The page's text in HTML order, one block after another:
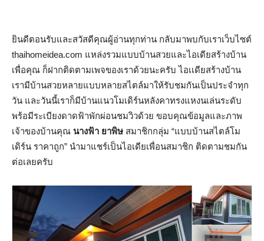
ยินดีตอนรับและสวัสดีคุณผู้อ่านทุกท่าน กลับมาพบกับเราเว็บไซต์
thaihomeidea.com แหล่งรวมแบบบ้านสวยและไอเดียสร้างบ้าน
เพื่อคุณ ก็ฝากติดตามเพจของเราด้วยนะครับ ไอเเดียสร้างบ้าน
เรามีบ้านสวยหลายแบบหลายสไตล์มาให้รับชมกันเป็นประจำทุก
วัน และวันนี้เราก็มีบ้านแนวโมเดิร์นหลังคาทรงแหงนเล่นระดับ
พร้อมีระเบียงดาดฟ้าพักผ่อนชมวิวด้วย ขอบคุณข้อมูลและภาพ
เจ้าของบ้านคุณ นางฟ้า ยาพิษ สมาชิกกลุ่ม “แบบบ้านสไตล์โม
เดิร์น ราคาถูก” นำมาแชร์เป็นไอเดียเพื่อนสมาชิก ติดตามชมกัน
ต่อเลยครับ